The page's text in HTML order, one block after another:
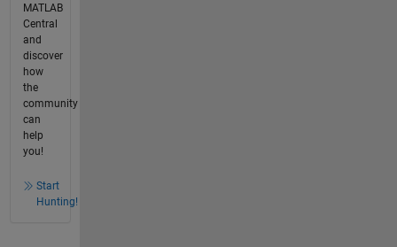
MATLAB
Central
and
discover
how
the
community
can
help
you!
Start
Hunting!